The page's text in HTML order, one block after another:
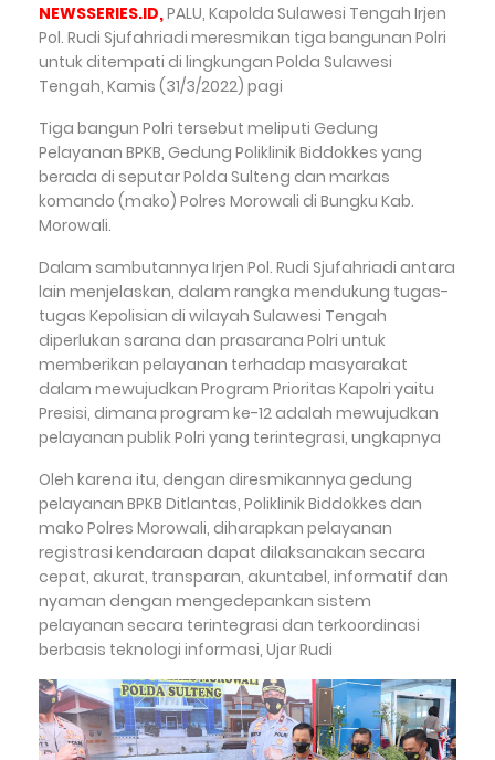
NEWSSERIES.ID,PALU, Kapolda Sulawesi Tengah Irjen
Pol. Rudi Sjufahriadi meresmikan tiga bangunan Polri
untuk ditempati di lingkungan Polda Sulawesi
Tengah, Kamis (31/3/2022) pagi
Tiga bangun Polri tersebut meliputi Gedung
Pelayanan BPKB, Gedung Poliklinik Biddokkes yang
berada di seputar Polda Sulteng dan markas
komando (mako) Polres Morowali di Bungku Kab.
Morowali.
Dalam sambutannya Irjen Pol. Rudi Sjufahriadi antara
lain menjelaskan, dalam rangka mendukung tugas-
tugas Kepolisian di wilayah Sulawesi Tengah
diperlukan sarana dan prasarana Polri untuk
memberikan pelayanan terhadap masyarakat
dalam mewujudkan Program Prioritas Kapolri yaitu
Presisi, dimana program ke-12 adalah mewujudkan
pelayanan publik Polri yang terintegrasi, ungkapnya
Oleh karena itu, dengan diresmikannya gedung
pelayanan BPKB Ditlantas, Poliklinik Biddokkes dan
mako Polres Morowali, diharapkan pelayanan
registrasi kendaraan dapat dilaksanakan secara
cepat, akurat, transparan, akuntabel, informatif dan
nyaman dengan mengedepankan sistem
pelayanan secara terintegrasi dan terkoordinasi
berbasis teknologi informasi, Ujar Rudi